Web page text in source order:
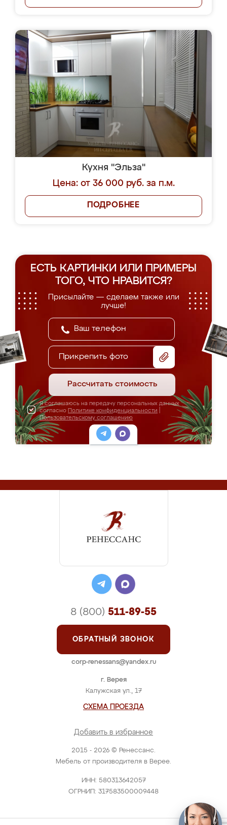
Кухня "Эльза"
Цена: от 36 000 руб. за п.м.
ПОДРОБНЕЕ
ЕСТЬ КАРТИНКИ ИЛИ ПРИМЕРЫ
ТОГО, ЧТО НРАВИТСЯ?
Присылайте — сделаем также или
лучше!
Прикрепить фото
Рассчитать стоимость
Я соглашаюсь на передачу персональных данных
согласно Политике конфиденциальности
Пользовательскому соглашению
2015 - 2026 © Ренессанс.
Мебель от производителя в Верее.
ИНН: 580313642057
ОГРНИП: 317583500009448
г. Верея
Калужская ул., 17
СХЕМА ПРОЕЗДА
Добавить в избранное
8 (800) 511-89-55
ОБРАТНЫЙ ЗВОНОК
corp-renessans@yandex.ru